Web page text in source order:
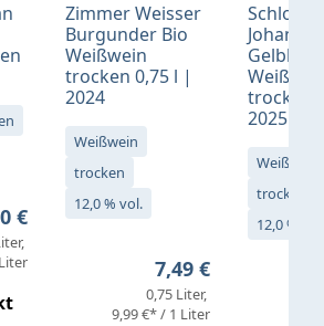
Preis:
€
Zimmer Weisser
Burgunder Bio
Weißwein
trocken 0,75 l |
2024
Weißwein
trocken
12,0 % vol.
Regulärer Preis:
7,49 €
0,75 Liter
9,99 €* / 1 Liter
Schloß
Gelblack
trocken
2025
Weißwein
trocken
12,0 % vol.